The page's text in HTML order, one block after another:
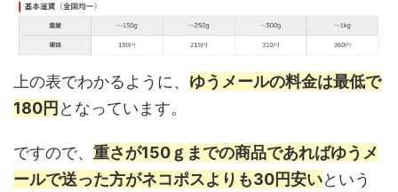
上の表でわかるように、 ゆうメールの料金は最低で
180円となっています。
ですので、 重さが150ｇまでの商品であればゆうメ
ールで送った方がネコポスよりも30円安いという